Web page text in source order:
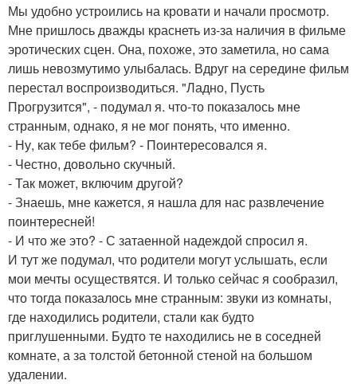
Мы удобно устроились на кровати и начали просмотр.
Мне пришлось дважды краснеть из-за наличия в фильме
эротических сцен. Она, похоже, это заметила, но сама
лишь невозмутимо улыбалась. Вдруг на середине фильм
перестал воспроизводиться. "Ладно, Пусть
Прогрузится", - подумал я. что-то показалось мне
странным, однако, я не мог понять, что именно.
- Ну, как тебе фильм? - Поинтересовался я.
- Честно, довольно скучный.
- Так может, включим другой?
- Знаешь, мне кажется, я нашла для нас развлечение
поинтересней!
- И что же это? - С затаенной надеждой спросил я.
И тут же подумал, что родители могут услышать, если
мои мечты осуществятся. И только сейчас я сообразил,
что тогда показалось мне странным: звуки из комнаты,
где находились родители, стали как будто
приглушенными. Будто те находились не в соседней
комнате, а за толстой бетонной стеной на большом
удалении.